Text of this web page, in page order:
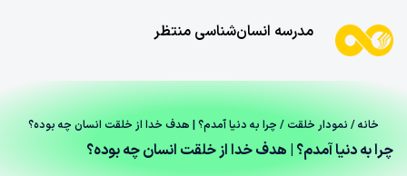
مدرسه انسان‌شناسی منتظر
خانه/ نمودار خلقت / چرا به دنیا آمدم؟ | هدف خدا از خلقت انسان چه بوده؟
چرا به دنیا آمدم؟ | هدف خدا از خلقت انسان چه بوده؟